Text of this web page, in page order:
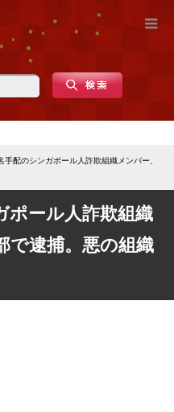
手配のシンガポール人詐欺組織メンバー、
ポール人詐欺組織
で逮捕。悪の組織